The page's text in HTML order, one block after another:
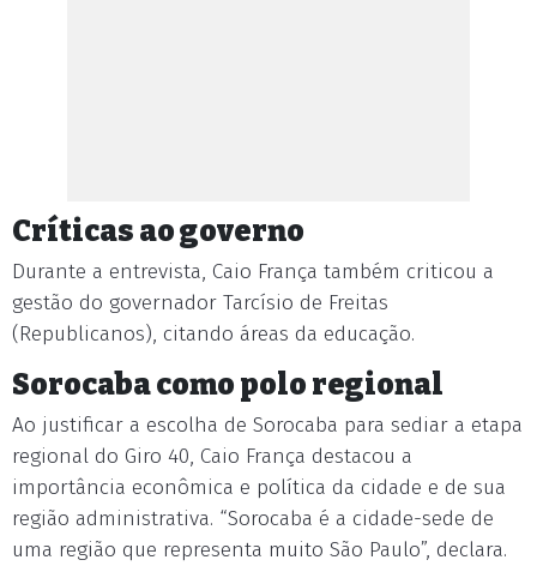
Críticas ao governo
Durante a entrevista, Caio França também criticou a
gestão do governador Tarcísio de Freitas
(Republicanos), citando áreas da educação.
Sorocaba como polo regional
Ao justificar a escolha de Sorocaba para sediar a etapa
regional do Giro 40, Caio França destacou a
importância econômica e política da cidade e de sua
região administrativa. “Sorocaba é a cidade-sede de
uma região que representa muito São Paulo”, declara.